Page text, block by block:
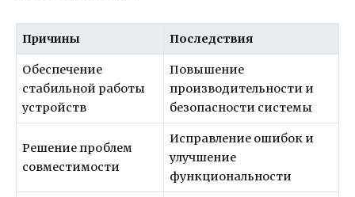
Причины Последствия
Обеспечение
стабильной работы
устройств
Повышение
производительности и
безопасности системы
Решение проблем
совместимости
Исправление ошибок и
улучшение
функциональности